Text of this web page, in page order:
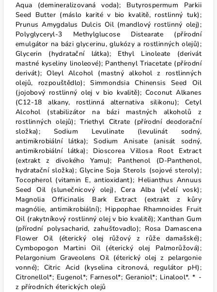
Aqua (demineralizovaná voda); Butyrospermum Parkii
Seed Butter (máslo karité v bio kvalitě, rostlinný tuk);
Prunus Amygdalus Dulcis Oil (mandlový rostlinný olej);
Polyglyceryl-3 Methylglucose Distearate (přírodní
emulgátor na bázi glycerinu, glukózy a rostlinných olejů);
Glycerin (hydratační látka); Ethyl Linoleate (derivát
mastné kyseliny linoleové); Panthenyl Triacetate (přírodní
derivát); Oleyl Alcohol (mastný alkohol z rostlinných
olejů, rozpouštědlo); Simmondsia Chinensis Seed Oil
(jojobový rostlinný olej v bio kvalitě); Coconut Alkanes
(C12-18 alkany, rostlinná alternativa silikonu); Cetyl
Alcohol (stabilizátor na bázi mastných alkoholů z
rostlinných olejů); Triethyl Citrate (přírodní deodorační
složka); Sodium Levulinate (levulinát sodný,
antimikrobiální látka); Sodium Anisate (anisát sodný,
antimikrobiální látka); Dioscorea Villosa Root Extract
(extrakt z divokého Yamu); Panthenol (D-Panthenol,
hydratační složka); Glycine Soja Sterols (sojové steroly);
Tocopherol (vitamin E, antioxidant); Helianthus Annuus
Seed Oil (slunečnicový olej), Cera Alba (včelí vosk);
Magnolia Officinalis Bark Extract (extrakt z kůry
magnólie, antimikrobiální); Hippophae Rhamnoides Fruit
Oil (rakytníkový rostlinný olej v bio kvalitě); Xanthan Gum
(přírodní polysacharid, zahušťovadlo); Rosa Damascena
Flower Oil (éterický olej růžový z růže damašské);
Cymbopogon Martini Oil (éterický olej Palmorůžová);
Pelargonium Graveolens Oil (éterický olej z pelargonie
vonné); Citric Acid (kyselina citronová, regulátor pH);
Citronellol*; Eugenol*; Farnesol*; Geraniol*; Linalool*. * -
z přírodních éterických olejů